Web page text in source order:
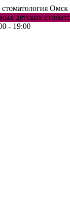
детских
- 19:00